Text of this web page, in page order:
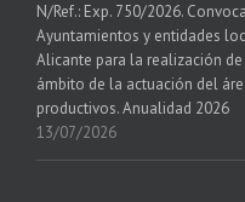
N/Ref.: Exp. 750/2026.
Ayuntamientos y entidades
Alicante para la realización
ámbito de la actuación del
productivos. Anualidad 2026
13/07/2026